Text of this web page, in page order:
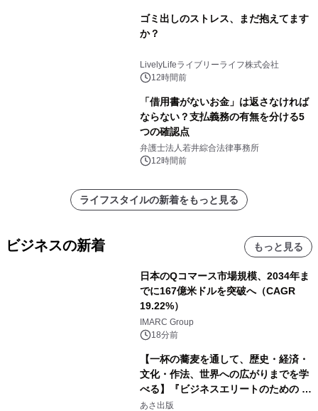
ゴミ出しのストレス、まだ抱えてます
か？
LivelyLifeライブリーライフ株式会社
12時間前
「借用書がないお金」は返さなければ
ならない？支払義務の有無を分ける5
つの確認点
弁護士法人若井綜合法律事務所
12時間前
ライフスタイルの新着をもっと見る
ビジネスの新着 もっと見る
日本のQコマース市場規模、2034年ま
でに167億米ドルを突破へ（CAGR
19.22%）
IMARC Group
18分前
【一杯の蕎麦を通して、歴史・経済・
文化・作法、世界への広がりまでを学
べる】『ビジネスエリートのための 教
養としての蕎麦』2026年8月25日
あさ出版